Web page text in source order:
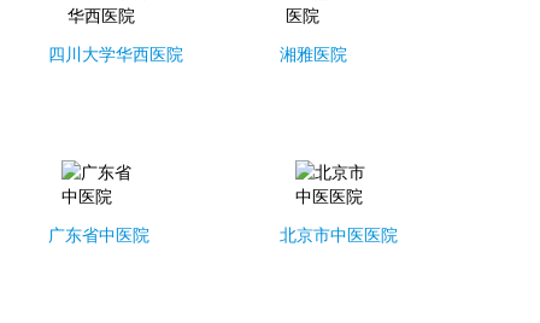
四川大学华西医院 湘雅医院
广东省中医院 北京市中医医院